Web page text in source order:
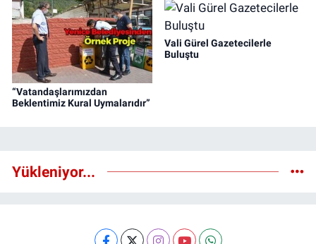
“Vatandaşlarımızdan
Beklentimiz Kural Uymalarıdır”
Vali Gürel Gazetecilerle
Buluştu
Yükleniyor...